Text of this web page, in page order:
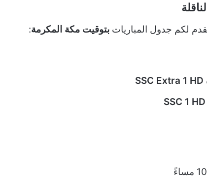
لكم جدول المباريات بتوقيت مكة المكرمة:
SSC Extra 1 HD
SSC 1 HD